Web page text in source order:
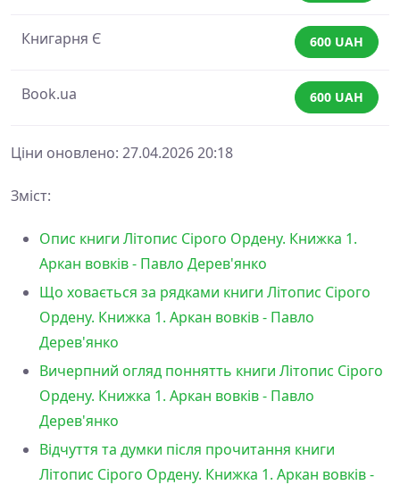
Книгарня Є 600 UAH
Book.ua 600 UAH
Ціни оновлено: 27.04.2026 20:18
Зміст:
Опис книги Літопис Сірого Ордену. Книжка 1.
Аркан вовків - Павло Дерев'янко
Що ховається за рядками книги Літопис Сірого
Ордену. Книжка 1. Аркан вовків - Павло
Дерев'янко
Вичерпний огляд поннятть книги Літопис Сірого
Ордену. Книжка 1. Аркан вовків - Павло
Дерев'янко
Відчуття та думки після прочитання книги
Літопис Сірого Ордену. Книжка 1. Аркан вовків -